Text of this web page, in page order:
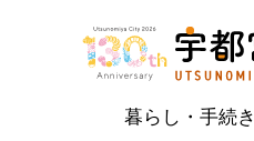
暮らし・手続き